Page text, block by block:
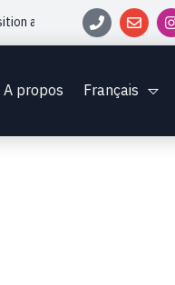
agroécologique : ADAPT
A propos Français